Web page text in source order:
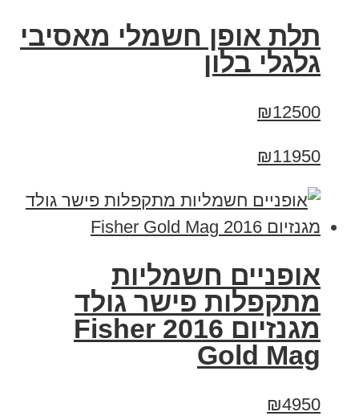
תלת אופן חשמלי מאסיבי
גלגלי בלון
₪12500
₪11950
אופניים חשמליות
מתקפלות פישר גולד
מגנזיום 2016 Fisher
Gold Mag
₪4950